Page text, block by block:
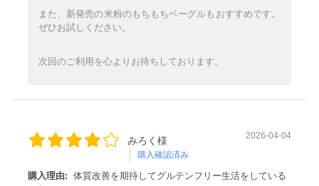
また、新発売の米粉のもちもちベーグルもおすすめです。
ぜひお試しください。
次回のご利用を心よりお待ちしております。
みろく様
購入確認済み
2026-04-04
購入理由: 体質改善を期待してグルテンフリー生活をしている